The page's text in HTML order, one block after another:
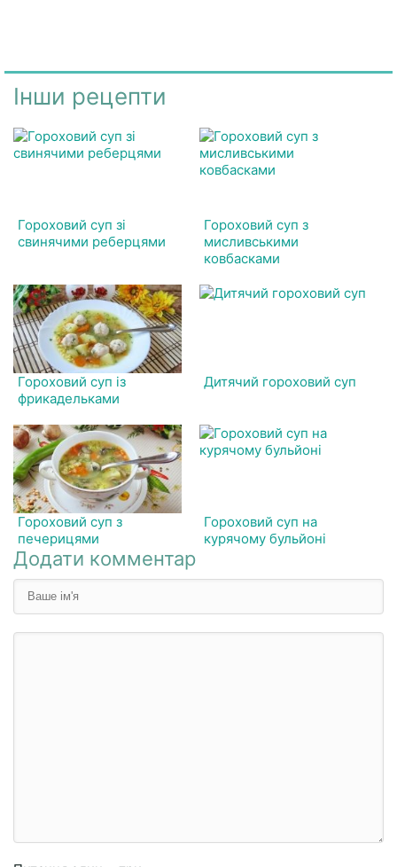
Інши рецепти
Гороховий суп зі
свинячими реберцями
Гороховий суп з
мисливськими
ковбасками
Гороховий суп із
фрикадельками
Дитячий гороховий суп
Гороховий суп з
печерицями
Гороховий суп на
курячому бульйоні
Додати комментар